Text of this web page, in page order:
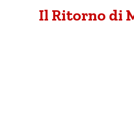
Il Ritorno di